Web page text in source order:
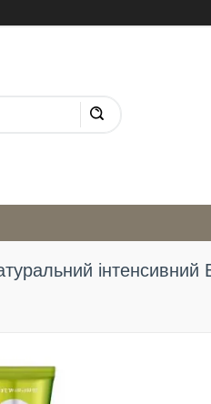
інтенсивний